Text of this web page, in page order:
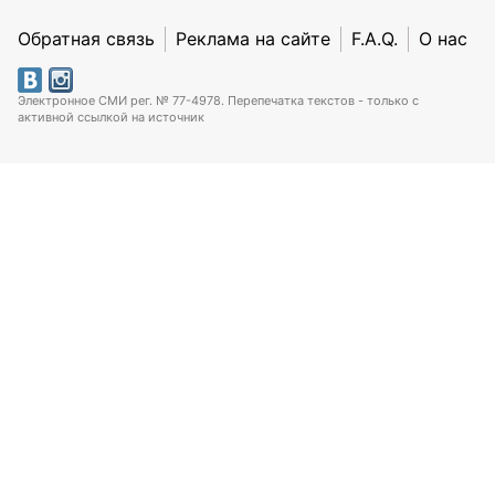
Обратная связь Реклама на сайте F.A.Q. О нас
Электронное СМИ рег. № 77-4978. Перепечатка текстов - только с
активной ссылкой на источник